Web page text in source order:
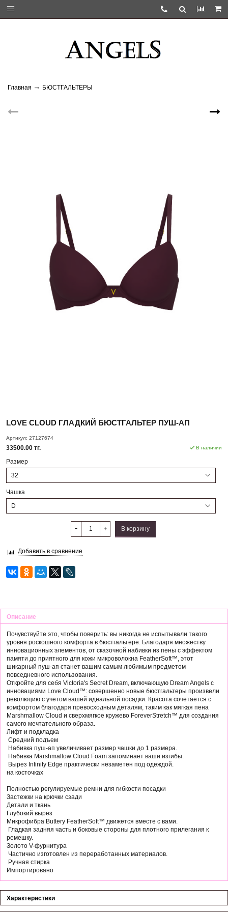
Главная БЮСТГАЛЬТЕРЫ
LOVE CLOUD ГЛАДКИЙ БЮСТГАЛЬТЕР ПУШ-АП
Артикул: 27127674
33500.00 тг. В наличии
Размер
Чашка
В корзину
Добавить в сравнение
Описание
Почувствуйте это, чтобы поверить: вы никогда не испытывали такого
уровня роскошного комфорта в бюстгальтере. Благодаря множеству
инновационных элементов, от сказочной набивки из пены с эффектом
памяти до приятного для кожи микроволокна FeatherSoft™, этот
шикарный пуш-ап станет вашим самым любимым предметом
повседневного использования.
Откройте для себя Victoria's Secret Dream, включающую Dream Angels с
инновациями Love Cloud™: совершенно новые бюстгальтеры произвели
революцию с учетом вашей идеальной посадки. Красота сочетается с
комфортом благодаря превосходным деталям, таким как мягкая пена
Marshmallow Cloud и сверхмягкое кружево ForeverStretch™ для создания
самого мечтательного образа.
Лифт и подкладка
Средний подъем
Набивка пуш-ап увеличивает размер чашки до 1 размера.
Набивка Marshmallow Cloud Foam запоминает ваши изгибы.
Вырез Infinity Edge практически незаметен под одеждой.
на косточках
Полностью регулируемые ремни для гибкости посадки
Застежки на крючки сзади
Детали и ткань
Глубокий вырез
Микрофибра Buttery FeatherSoft™ движется вместе с вами.
Гладкая задняя часть и боковые стороны для плотного прилегания к
ремешку.
Золото V-фурнитура
Частично изготовлен из переработанных материалов.
Ручная стирка
Импортировано
Характеристики